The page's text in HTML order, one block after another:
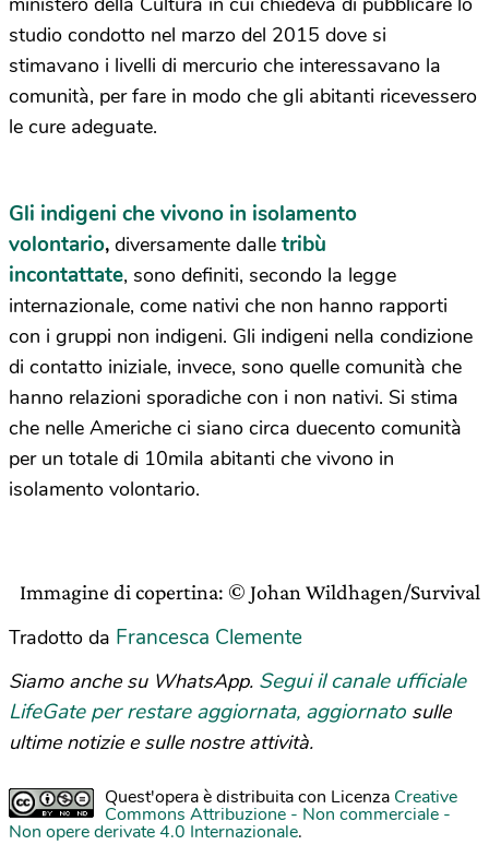
studio condotto nel marzo del 2015 dove si
stimavano i livelli di mercurio che interessavano la
comunità, per fare in modo che gli abitanti ricevessero
le cure adeguate.
Gli indigeni che vivono in isolamento
volontario, diversamente dalle tribù
incontattate, sono definiti, secondo la legge
internazionale, come nativi che non hanno rapporti
con i gruppi non indigeni. Gli indigeni nella condizione
di contatto iniziale, invece, sono quelle comunità che
hanno relazioni sporadiche con i non nativi. Si stima
che nelle Americhe ci siano circa duecento comunità
per un totale di 10mila abitanti che vivono in
isolamento volontario.
Immagine di copertina: © Johan Wildhagen/Survival
Tradotto da Francesca Clemente
Siamo anche su WhatsApp. Segui il canale ufficiale
LifeGate per restare aggiornata, aggiornato sulle
ultime notizie e sulle nostre attività.
Quest'opera è distribuita con Licenza Creative
Commons Attribuzione - Non commerciale -
Non opere derivate 4.0 Internazionale.